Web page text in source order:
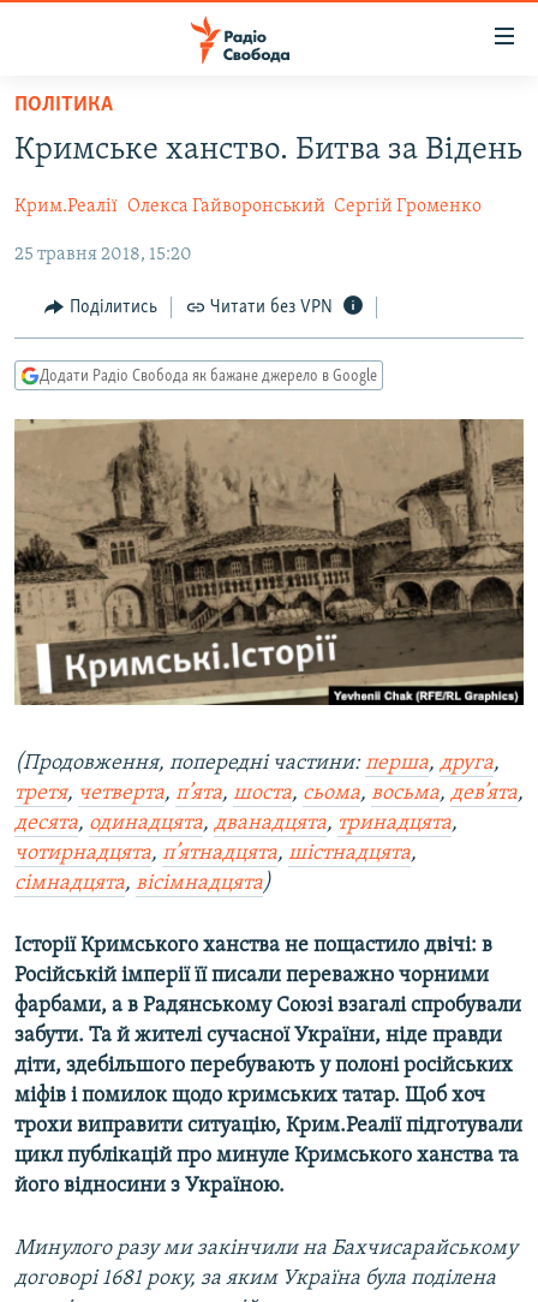
Перейти
основного
Перейти
до
навігації
Перейти
до
пошуку
ВСЕ ЗА ДОБУ
СТАТТІ
ПОЛІТИКА
ЕКОНОМІКА
СУСПІЛЬСТВО
КУЛЬТУРА
СПОРТ
СВІТ
ВІЙНА
РОСІЙСЬКА «ФІЛЬТРАЦІЯ»
ДОНБАС.РЕАЛІЇ
КРИМ.РЕАЛІЇ
ТИ ЯК?
СХЕМИ
КИТАЙ.ВИКЛИКИ
МУЛЬТИМЕДІА
ФОТО
СПЕЦПРОЄКТИ
ПОДКАСТИ
КРИМ РЕАЛІЇ
РУС
УКР
КТАТ
ДОЛУЧАЙСЯ!
Усі сайти RFE/RL
ПОЛІТИКА
Кримське ханство. Битва за Відень
Крим.Реалії Олекса Гайворонський Сергій Громенко
25 травня 2018, 15:20
Поділитись Читати без VPN
Додати Радіо Свобода як бажане джерело в Google
(Продовження, попередні частини:перша, друга,
третя, четверта, п’ята, шоста, сьома, восьма, дев’ята,
десята, одинадцята, дванадцята, тринадцята,
чотирнадцята, п’ятнадцята, шістнадцята,
сімнадцята, вісімнадцята)
Історії Кримського ханства не пощастило двічі: в
Російській імперії її писали переважно чорними
фарбами, а в Радянському Союзі взагалі спробували
забути. Та й жителі сучасної України, ніде правди
діти, здебільшого перебувають у полоні російських
міфів і помилок щодо кримських татар. Щоб хоч
трохи виправити ситуацію, Крим.Реалії підготували
цикл публікацій про минуле Кримського ханства та
його відносини з Україною.
Минулого разу ми закінчили на Бахчисарайському
договорі 1681 року, за яким Україна була поділена